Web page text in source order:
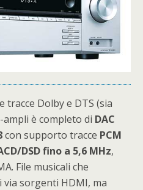
tracce Dolby e DTS (sia
ampli è completo di DAC
con supporto tracce PCM
DSD fino a 5,6 MHz,
File musicali che
sorgenti HDMI, ma